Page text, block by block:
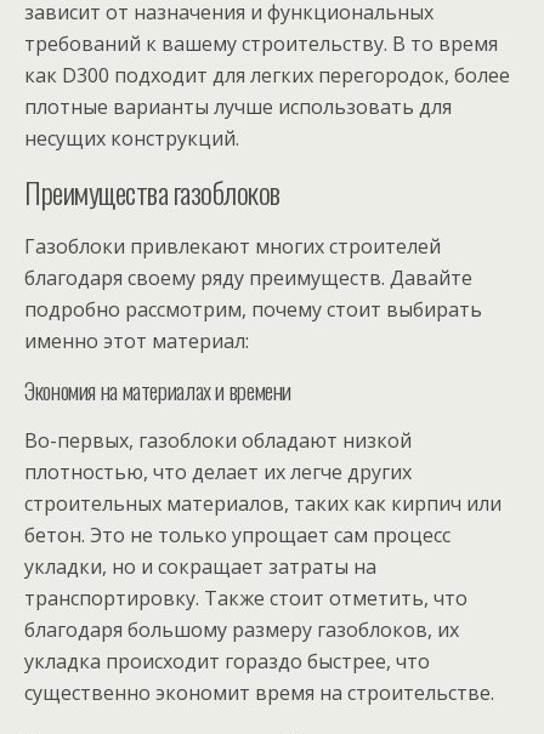
зависит от назначения и функциональных
требований к вашему строительству. В то время
как D300 подходит для легких перегородок, более
плотные варианты лучше использовать для
несущих конструкций.
Преимущества газоблоков
Газоблоки привлекают многих строителей
благодаря своему ряду преимуществ. Давайте
подробно рассмотрим, почему стоит выбирать
именно этот материал:
Экономия на материалах и времени
Во-первых, газоблоки обладают низкой
плотностью, что делает их легче других
строительных материалов, таких как кирпич или
бетон. Это не только упрощает сам процесс
укладки, но и сокращает затраты на
транспортировку. Также стоит отметить, что
благодаря большому размеру газоблоков, их
укладка происходит гораздо быстрее, что
существенно экономит время на строительстве.